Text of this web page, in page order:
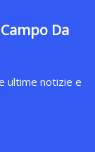
Da
ultime notizie e